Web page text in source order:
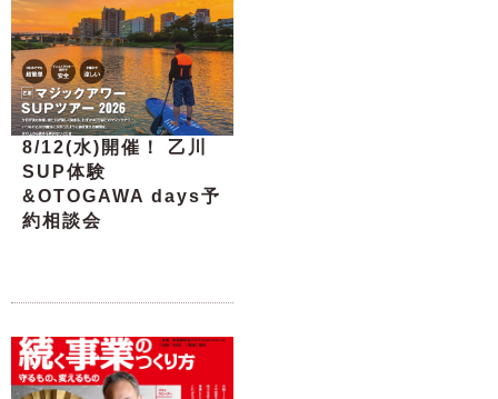
8/12(水)開催！ 乙川
SUP体験
&OTOGAWA days予
約相談会